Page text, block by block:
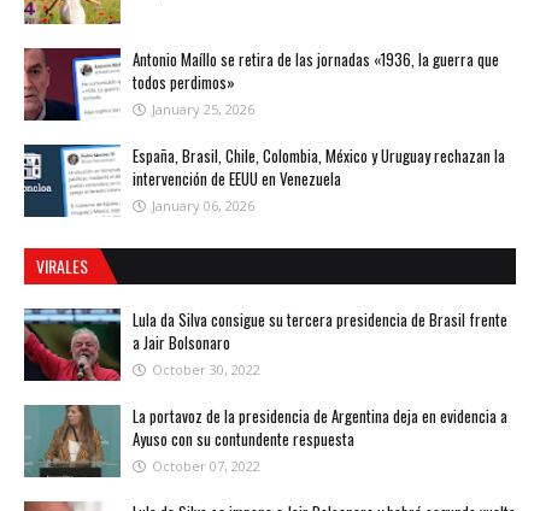
Antonio Maíllo se retira de las jornadas «1936, la guerra que
todos perdimos»
January 25, 2026
España, Brasil, Chile, Colombia, México y Uruguay rechazan la
intervención de EEUU en Venezuela
January 06, 2026
VIRALES
Lula da Silva consigue su tercera presidencia de Brasil frente
a Jair Bolsonaro
October 30, 2022
La portavoz de la presidencia de Argentina deja en evidencia a
Ayuso con su contundente respuesta
October 07, 2022